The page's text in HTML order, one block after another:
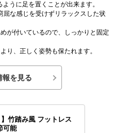
うに足を置くことが出来ます。
な感じを受けずリラックスした状
が付いているので、しっかりと固定
り、正しく姿勢も保たれます。
報を見る
】竹踏み風 フットレス
可能